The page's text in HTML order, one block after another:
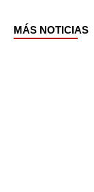
MÁS NOTICIAS